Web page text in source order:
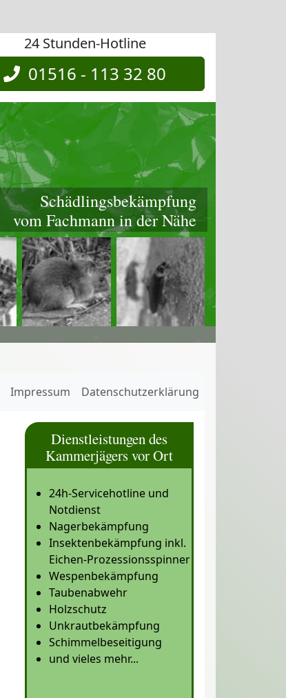
24 Stunden-Hotline
01516 - 113 32 80
Schädlingsbekämpfung
vom Fachmann in der Nähe
Impressum Datenschutzerklärung
Dienstleistungen des
Kammerjägers vor Ort
24h-Servicehotline und
Notdienst
Nagerbekämpfung
Insektenbekämpfung inkl.
Eichen-Prozessionsspinner
Wespenbekämpfung
Taubenabwehr
Holzschutz
Unkrautbekämpfung
Schimmelbeseitigung
und vieles mehr...